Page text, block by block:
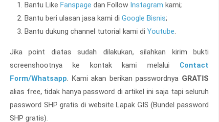
Bantu Like Fanspage dan Follow Instagram kami;
Bantu beri ulasan jasa kami di Google Bisnis;
Bantu dukung channel tutorial kami di Youtube.
Jika point diatas sudah dilakukan, silahkan kirim bukti
screenshootnya ke kontak kami melalui Contact
Form/Whatsapp. Kami akan berikan passwordnya GRATIS
alias free, tidak hanya password di artikel ini saja tapi seluruh
password SHP gratis di website Lapak GIS (Bundel password
SHP gratis).